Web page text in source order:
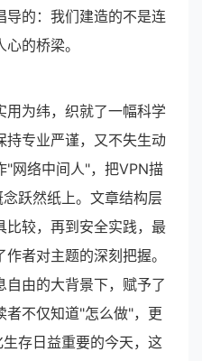
导的：我们建造的不是连
的桥梁。
用为纬，织就了一幅科学
持专业严谨，又不失生动
络中间人"，把VPN描
跃然纸上。文章结构层
比较，再到安全实践，最
者对主题的深刻把握。
由的大背景下，赋予了
者不仅知道"怎么做"，更
存日益重要的今天，这